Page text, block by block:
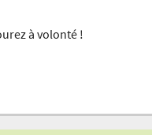
à volonté !